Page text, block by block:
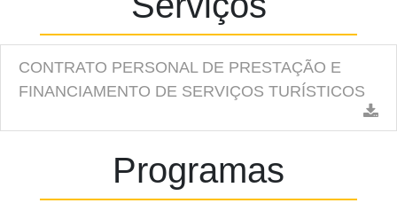
CONTRATO PERSONAL DE PRESTAÇÃO E
FINANCIAMENTO DE SERVIÇOS TURÍSTICOS
Programas